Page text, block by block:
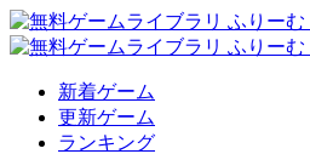
新着ゲーム
更新ゲーム
ランキング